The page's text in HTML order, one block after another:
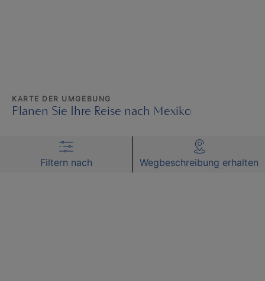
KARTE DER UMGEBUNG
Planen Sie Ihre Reise nach Mexiko
Filtern nach Wegbeschreibung erhalten